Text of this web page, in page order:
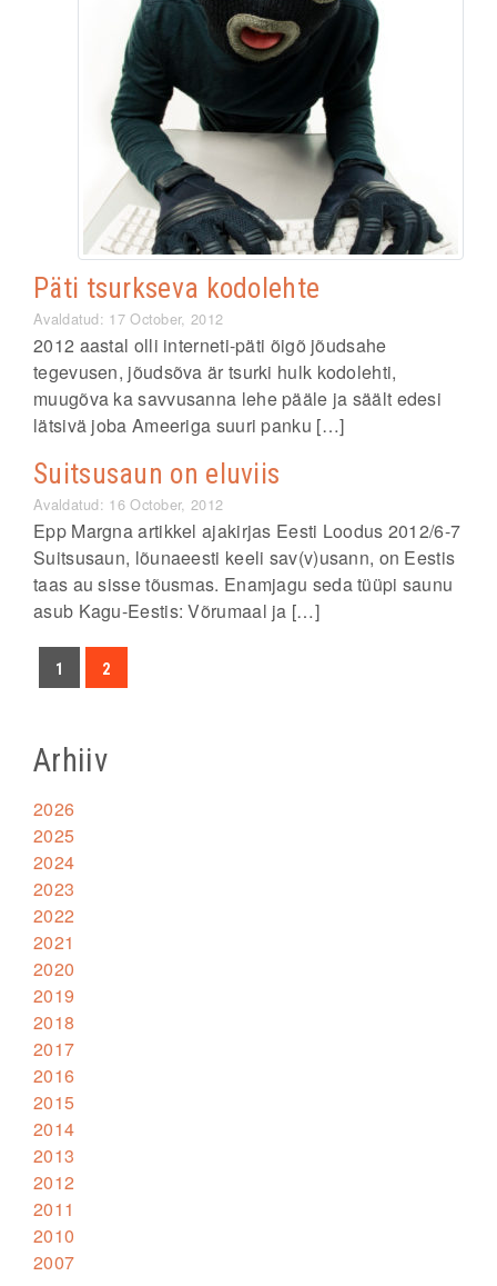
Päti tsurkseva kodolehte
Avaldatud: 17 October, 2012
2012 aastal olli interneti-päti õigõ jõudsahe
tegevusen, jõudsõva är tsurki hulk kodolehti,
muugõva ka savvusanna lehe pääle ja säält edesi
lätsivä joba Ameeriga suuri panku […]
Suitsusaun on eluviis
Avaldatud: 16 October, 2012
Epp Margna artikkel ajakirjas Eesti Loodus 2012/6-7
Suitsusaun, lõunaeesti keeli sav(v)usann, on Eestis
taas au sisse tõusmas. Enamjagu seda tüüpi saunu
asub Kagu-Eestis: Võrumaal ja […]
1 2
Arhiiv
2026
2025
2024
2023
2022
2021
2020
2019
2018
2017
2016
2015
2014
2013
2012
2011
2010
2007